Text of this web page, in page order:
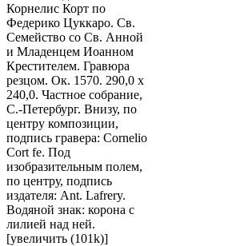
Корнелис Корт по
Федерико Цуккаро. Св.
Семейство со Св. Анной
и Младенцем Иоанном
Крестителем. Гравюра
резцом. Ок. 1570. 290,0 х
240,0. Частное собрание,
С.-Петербург. Внизу, по
центру композиции,
подпись гравера: Cornelio
Cort fe. Под
изобразительным полем,
по центру, подпись
издателя: Ant. Lafrery.
Водяной знак: корона с
лилией над ней.
[увеличить (101k)]